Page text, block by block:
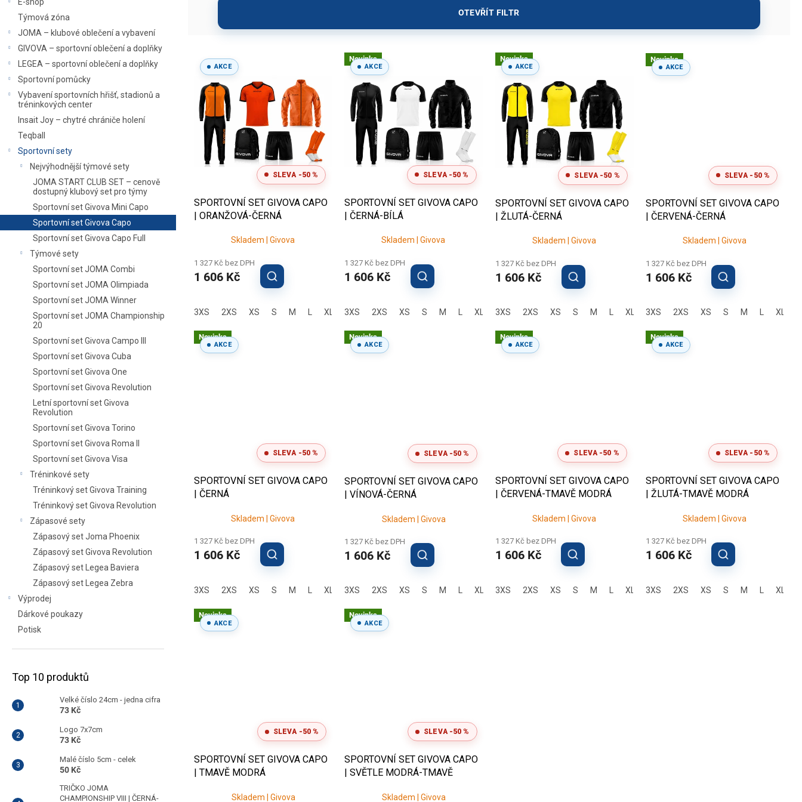
– u klubů obvykle řešíme sjednocení designu napříč kategoriemi, případně doplnění vybavení během sezóny.
Výhody pro kluby: rychlá objednávka + možnost potisku
Kompletní výbava hráče
v jednom balíčku – méně starostí pro trenéra i vedení klubu
✅Výhodný poměr ceny a kvality při nákupu více kusů
✅
Jednotný týmový vzhled
pro trénink, zápasy i cestování
Potisk na přání (logo klubu, čísla, jména) – vše vyřídíte na jednom místě
Řešíte týmovou objednávku?Pokud vybavujete klub (např. 15–30+ hráčů), připravíme doporučení velikostí, pomůžeme s
kombinací barev a zajistíme i potisk. Set Capo je skvělá volba pro celou sezónu.
Týmová zóna
JOMA – klubové oblečení a vybavení
GIVOVA – sportovní oblečení a doplňky
LEGEA – sportovní oblečení a doplňky
Sportovní pomůcky
Vybavení sportovních hřišť, stadionů a
tréninkových center
Insait Joy – chytré chrániče holení
Teqball
Sportovní sety
Nejvýhodnější týmové sety
JOMA START CLUB SET – cenově
dostupný klubový set pro týmy
Sportovní set Givova Mini Capo
Sportovní set Givova Capo
Sportovní set Givova Capo Full
Týmové sety
Sportovní set JOMA Combi
Sportovní set JOMA Olimpiada
Sportovní set JOMA Winner
Sportovní set JOMA Championship
20
Sportovní set Givova Campo III
Sportovní set Givova Cuba
Sportovní set Givova One
Sportovní set Givova Revolution
Letní sportovní set Givova
Revolution
Sportovní set Givova Torino
Sportovní set Givova Roma II
Sportovní set Givova Visa
Tréninkové sety
Tréninkový set Givova Training
Tréninkový set Givova Revolution
Zápasové sety
Zápasový set Joma Phoenix
Zápasový set Givova Revolution
Zápasový set Legea Baviera
Zápasový set Legea Zebra
Výprodej
Dárkové poukazy
Potisk
Top 10 produktů
Velké číslo 24cm - jedna cifra
73 Kč
Logo 7x7cm
73 Kč
Malé číslo 5cm - celek
50 Kč
TRIČKO JOMA
CHAMPIONSHIP VIII | ČERNÁ-
OTEVŘÍT FILTR
AKCE
SLEVA -50 %
SPORTOVNÍ SET GIVOVA CAPO
| ORANŽOVÁ-ČERNÁ
Skladem | Givova
1 327 Kč bez DPH
1 606 Kč
3XS 2XS XS S M XL 2XL 3XL
Novinka
AKCE
SLEVA -50 %
SPORTOVNÍ SET GIVOVA CAPO
| ČERNÁ-BÍLÁ
Skladem | Givova
1 327 Kč bez DPH
1 606 Kč
3XS 2XS XS S M XL 2XL 3XL
Novinka
AKCE
SLEVA -50 %
SPORTOVNÍ SET GIVOVA CAPO
| ŽLUTÁ-ČERNÁ
Skladem | Givova
1 327 Kč bez DPH
1 606 Kč
3XS 2XS XS S M XL 2XL 3XL
Novinka
AKCE
SLEVA -50 %
SPORTOVNÍ SET GIVOVA CAPO
| ČERVENÁ-ČERNÁ
Skladem | Givova
1 327 Kč bez DPH
1 606 Kč
3XS 2XS XS S M XL
Novinka
AKCE
SLEVA -50 %
SPORTOVNÍ SET GIVOVA CAPO
| ČERNÁ
Skladem | Givova
1 327 Kč bez DPH
1 606 Kč
3XS 2XS XS S M XL 2XL 3XL
Novinka
AKCE
SLEVA -50 %
SPORTOVNÍ SET GIVOVA CAPO
| VÍNOVÁ-ČERNÁ
Skladem | Givova
1 327 Kč bez DPH
1 606 Kč
3XS 2XS XS S M XL 2XL 3XL
Novinka
AKCE
SLEVA -50 %
SPORTOVNÍ SET GIVOVA CAPO
| ČERVENÁ-TMAVĚ MODRÁ
Skladem | Givova
1 327 Kč bez DPH
1 606 Kč
3XS 2XS XS S M XL 2XL 3XL
Novinka
AKCE
SLEVA -50 %
SPORTOVNÍ SET GIVOVA CAPO
| ŽLUTÁ-TMAVĚ MODRÁ
Skladem | Givova
1 327 Kč bez DPH
1 606 Kč
3XS 2XS XS S M XL
Novinka
AKCE
SLEVA -50 %
SPORTOVNÍ SET GIVOVA CAPO
| TMAVĚ MODRÁ
Skladem | Givova
Novinka
AKCE
SLEVA -50 %
SPORTOVNÍ SET GIVOVA CAPO
| SVĚTLE MODRÁ-TMAVĚ
Skladem | Givova